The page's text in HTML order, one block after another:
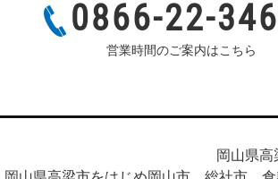
0866-22-
営業時間のご案内はこちら
岡山県